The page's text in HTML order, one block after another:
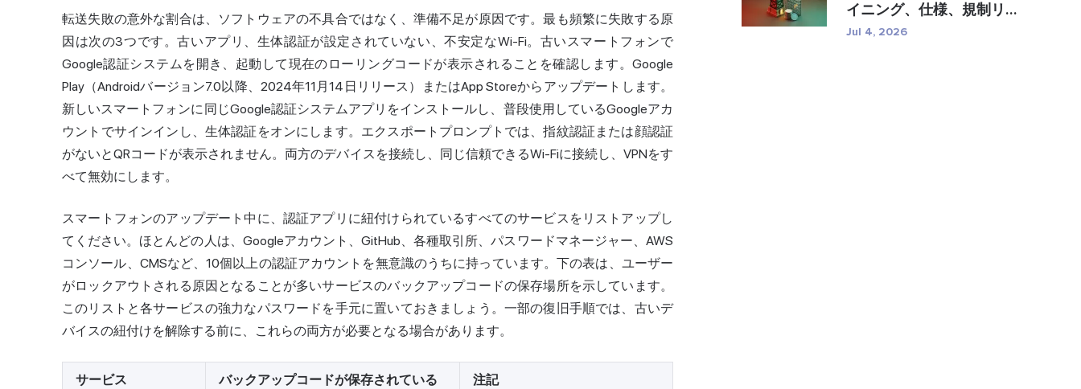
転送失敗の意外な割合は、ソフトウェアの不具合ではなく、準備不足が原因です。最も頻繁に失敗する原
因は次の3つです。古いアプリ、生体認証が設定されていない、不安定なWi-Fi。古いスマートフォンで
Google認証システムを開き、起動して現在のローリングコードが表示されることを確認します。Google
Play（Androidバージョン7.0以降、2024年11月14日リリース）またはApp Storeからアップデートします。
新しいスマートフォンに同じGoogle認証システムアプリをインストールし、普段使用しているGoogleアカ
ウントでサインインし、生体認証をオンにします。エクスポートプロンプトでは、指紋認証または顔認証
がないとQRコードが表示されません。両方のデバイスを接続し、同じ信頼できるWi-Fiに接続し、VPNをす
べて無効にします。
スマートフォンのアップデート中に、認証アプリに紐付けられているすべてのサービスをリストアップし
てください。ほとんどの人は、Googleアカウント、GitHub、各種取引所、パスワードマネージャー、AWS
コンソール、CMSなど、10個以上の認証アカウントを無意識のうちに持っています。下の表は、ユーザー
がロックアウトされる原因となることが多いサービスのバックアップコードの保存場所を示しています。
このリストと各サービスの強力なパスワードを手元に置いておきましょう。一部の復旧手順では、古いデ
バイスの紐付けを解除する前に、これらの両方が必要となる場合があります。
サービス
バックアップコードが保存されている
注記
イニング、仕様、規制リス
�...
Jul 4, 2026